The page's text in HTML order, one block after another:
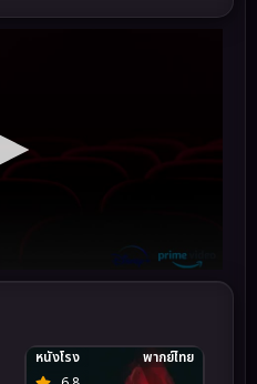
หนังโรง พากย์ไทย